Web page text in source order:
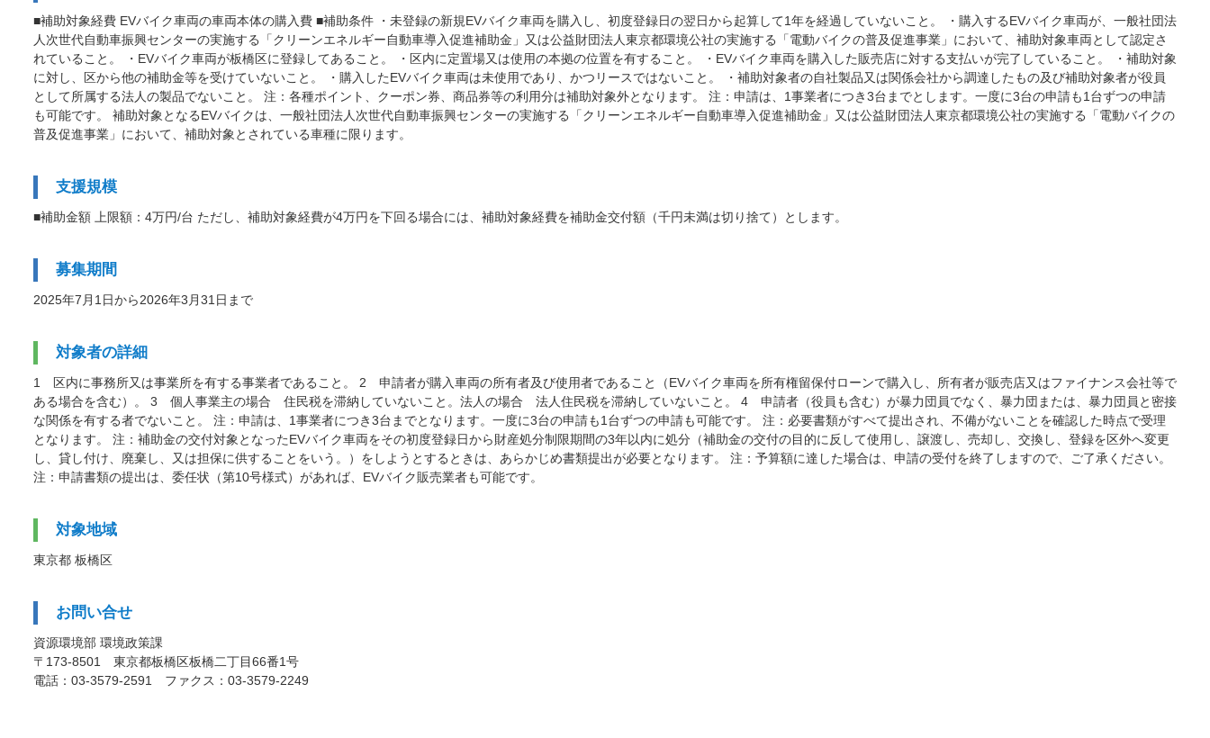
■補助対象経費 EVバイク車両の車両本体の購入費 ■補助条件 ・未登録の新規EVバイク車両を購入し、初度登録日の翌日から起算して1年を経過していないこと。 ・購入するEVバイク車両が、一般社団法
人次世代自動車振興センターの実施する「クリーンエネルギー自動車導入促進補助金」又は公益財団法人東京都環境公社の実施する「電動バイクの普及促進事業」において、補助対象車両として認定さ
れていること。 ・EVバイク車両が板橋区に登録してあること。 ・区内に定置場又は使用の本拠の位置を有すること。 ・EVバイク車両を購入した販売店に対する支払いが完了していること。 ・補助対象
に対し、区から他の補助金等を受けていないこと。 ・購入したEVバイク車両は未使用であり、かつリースではないこと。 ・補助対象者の自社製品又は関係会社から調達したもの及び補助対象者が役員
として所属する法人の製品でないこと。 注：各種ポイント、クーポン券、商品券等の利用分は補助対象外となります。 注：申請は、1事業者につき3台までとします。一度に3台の申請も1台ずつの申請
も可能です。 補助対象となるEVバイクは、一般社団法人次世代自動車振興センターの実施する「クリーンエネルギー自動車導入促進補助金」又は公益財団法人東京都環境公社の実施する「電動バイクの
普及促進事業」において、補助対象とされている車種に限ります。
支援規模
■補助金額 上限額：4万円/台 ただし、補助対象経費が4万円を下回る場合には、補助対象経費を補助金交付額（千円未満は切り捨て）とします。
募集期間
2025年7月1日から2026年3月31日まで
対象者の詳細
1 区内に事務所又は事業所を有する事業者であること。 2 申請者が購入車両の所有者及び使用者であること（EVバイク車両を所有権留保付ローンで購入し、所有者が販売店又はファイナンス会社等で
ある場合を含む）。 3 個人事業主の場合 住民税を滞納していないこと。法人の場合 法人住民税を滞納していないこと。 4 申請者（役員も含む）が暴力団員でなく、暴力団または、暴力団員と密接
な関係を有する者でないこと。 注：申請は、1事業者につき3台までとなります。一度に3台の申請も1台ずつの申請も可能です。 注：必要書類がすべて提出され、不備がないことを確認した時点で受理
となります。 注：補助金の交付対象となったEVバイク車両をその初度登録日から財産処分制限期間の3年以内に処分（補助金の交付の目的に反して使用し、譲渡し、売却し、交換し、登録を区外へ変更
し、貸し付け、廃棄し、又は担保に供することをいう。）をしようとするときは、あらかじめ書類提出が必要となります。 注：予算額に達した場合は、申請の受付を終了しますので、ご了承ください。
注：申請書類の提出は、委任状（第10号様式）があれば、EVバイク販売業者も可能です。
対象地域
東京都 板橋区
お問い合せ
資源環境部 環境政策課
〒173-8501 東京都板橋区板橋二丁目66番1号
電話：03-3579-2591 ファクス：03-3579-2249